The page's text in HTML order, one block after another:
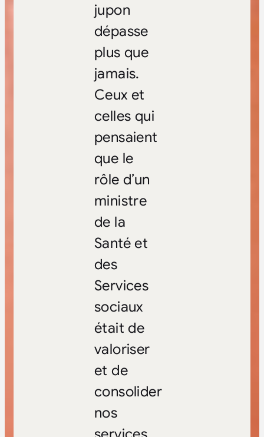
jupon
dépasse
plus que
jamais.
Ceux et
celles qui
pensaient
que le
rôle d’un
ministre
de la
Santé et
des
Services
sociaux
était de
valoriser
et de
consolider
nos